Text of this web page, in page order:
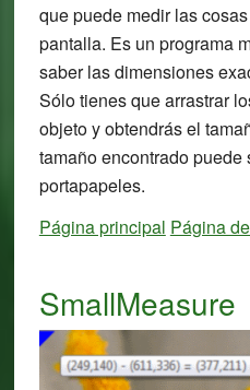
que puede medir las
pantalla. Es un programa
saber las dimensiones
Sólo tienes que arrastrar
objeto y obtendrás el
tamaño encontrado puede
portapapeles.
Página principal Página
SmallMeasure